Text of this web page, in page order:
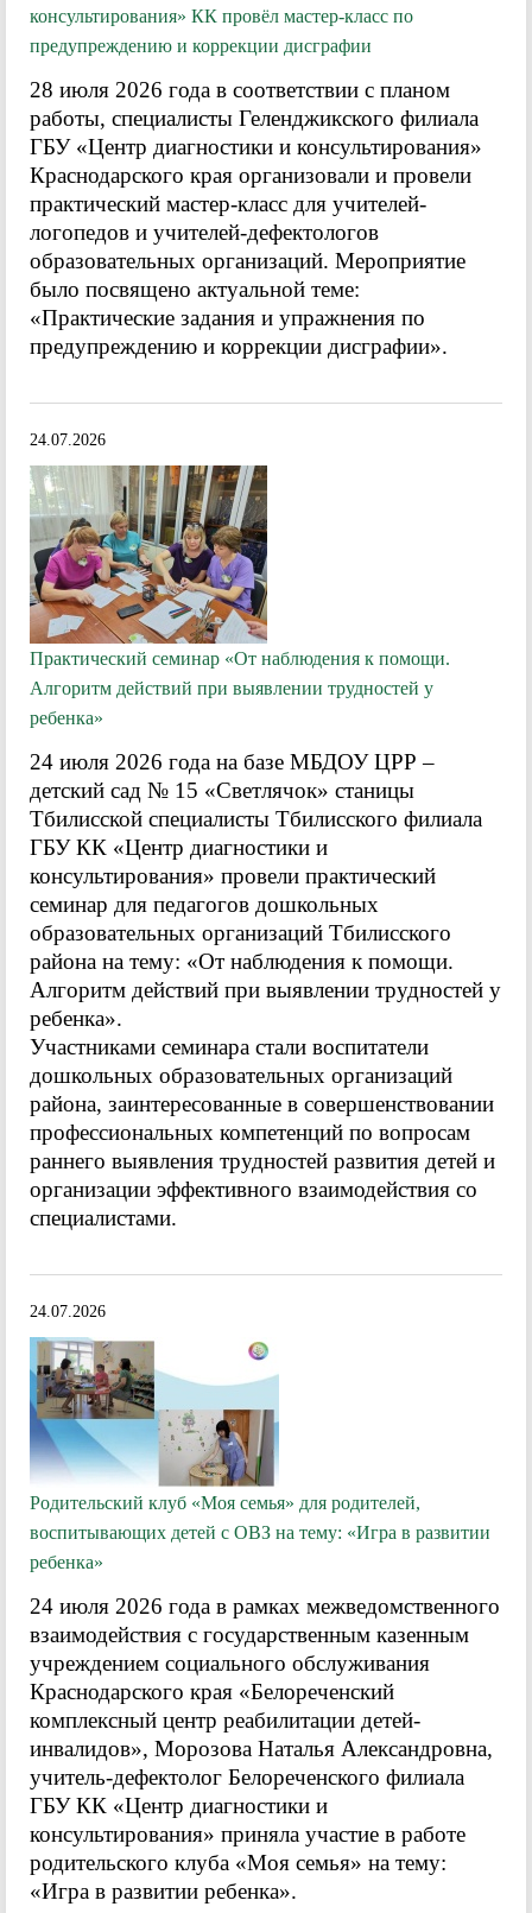
консультирования» КК провёл мастер-класс по
предупреждению и коррекции дисграфии
28 июля 2026 года в соответствии с планом
работы, специалисты Геленджикского филиала
ГБУ «Центр диагностики и консультирования»
Краснодарского края организовали и провели
практический мастер-класс для учителей-
логопедов и учителей-дефектологов
образовательных организаций. Мероприятие
было посвящено актуальной теме:
«Практические задания и упражнения по
предупреждению и коррекции дисграфии».
24.07.2026
Практический семинар «От наблюдения к помощи.
Алгоритм действий при выявлении трудностей у
ребенка»
24 июля 2026 года на базе МБДОУ ЦРР –
детский сад № 15 «Светлячок» станицы
Тбилисской специалисты Тбилисского филиала
ГБУ КК «Центр диагностики и
консультирования» провели практический
семинар для педагогов дошкольных
образовательных организаций Тбилисского
района на тему: «От наблюдения к помощи.
Алгоритм действий при выявлении трудностей у
ребенка».
Участниками семинара стали воспитатели
дошкольных образовательных организаций
района, заинтересованные в совершенствовании
профессиональных компетенций по вопросам
раннего выявления трудностей развития детей и
организации эффективного взаимодействия со
специалистами.
24.07.2026
Родительский клуб «Моя семья» для родителей,
воспитывающих детей с ОВЗ на тему: «Игра в развитии
ребенка»
24 июля 2026 года в рамках межведомственного
взаимодействия с государственным казенным
учреждением социального обслуживания
Краснодарского края «Белореченский
комплексный центр реабилитации детей-
инвалидов», Морозова Наталья Александровна,
учитель-дефектолог Белореченского филиала
ГБУ КК «Центр диагностики и
консультирования» приняла участие в работе
родительского клуба «Моя семья» на тему:
«Игра в развитии ребенка».